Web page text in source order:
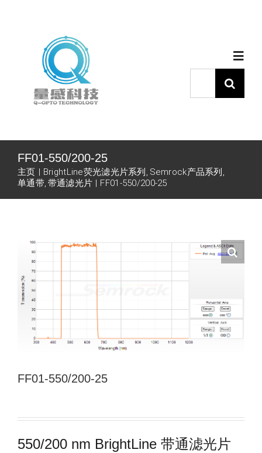
产品中心
代理品牌
下载中心
新闻和活动
关于量感
联系我们
索：
FF01-550/200-25
主页 BrightLine荧光滤光片系列
Semrock产品系列
单通带 带通滤光片 FF01-550/200-25
FF01-550/200-25
550/200 nm BrightLine 带通滤光片